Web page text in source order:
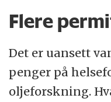
Flere
Det er uansett
penger på
oljeforskning.